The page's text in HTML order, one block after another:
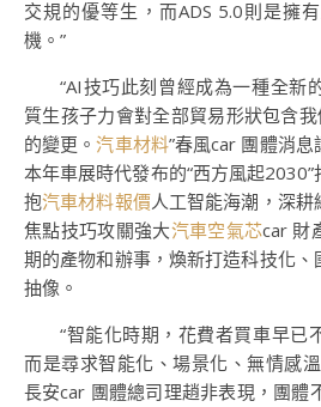
交規的優等生，而ADS 5.0則是擁
機。”
“AI技巧此刻曾經成為一種全新
質生孩子力會對全部貿易形狀包含
的變更。汽車材料”春風car 團體消息
本年車展時代發布的“西方風起
抱汽車材料報價人工智能海潮，深耕
焦點技巧攻關強大汽車空氣芯car 財
期的產物和辦事，煥新打造科技化
抽像。
“智能化時期，花費者買車早已
而是尋求智能化、場景化、無情感
長安car 團體總司理趙非表現，團體